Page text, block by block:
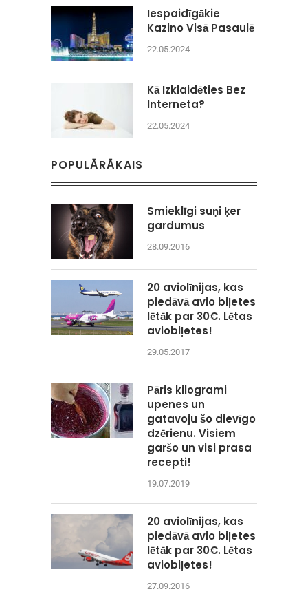
Iespaidīgākie
Kazino Visā Pasaulē
22.05.2024
Kā Izklaidēties Bez
Interneta?
22.05.2024
POPULĀRĀKAIS
Smieklīgi suņi ķer
gardumus
28.09.2016
20 aviolīnijas, kas
piedāvā avio biļetes
lētāk par 30€. Lētas
aviobiļetes!
29.05.2017
Pāris kilogrami
upenes un
gatavoju šo dievīgo
dzērienu. Visiem
garšo un visi prasa
recepti!
19.07.2019
20 aviolīnijas, kas
piedāvā avio biļetes
lētāk par 30€. Lētas
aviobiļetes!
27.09.2016